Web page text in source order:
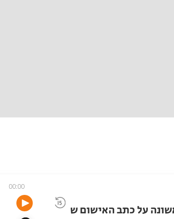
00:00